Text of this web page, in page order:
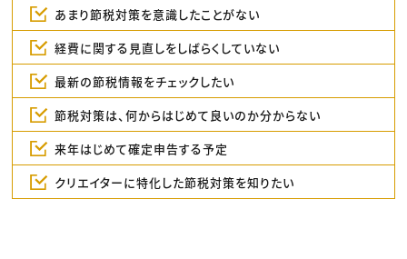
あまり節税対策を意識したことがない
経費に関する見直しをしばらくしていない
最新の節税情報をチェックしたい
節税対策は、何からはじめて良いのか分からない
来年はじめて確定申告する予定
クリエイターに特化した節税対策を知りたい